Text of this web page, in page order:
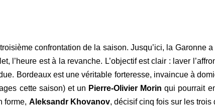
confrontation de la saison. Jusqu’ici, la Garonne
l’heure est à la revanche. L’objectif est clair : laver
Bordeaux est une véritable forteresse, invaincue à
cette saison) et un Pierre-Olivier Morin qui pourrait
forme, Aleksandr Khovanov, décisif cinq fois sur les trois